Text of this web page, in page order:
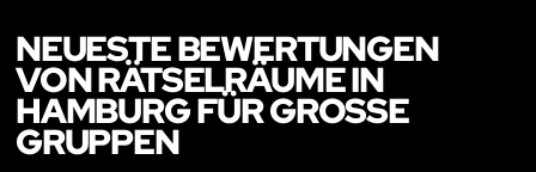
NEUESTE BEWERTUNGEN
VON RÄTSELRÄUME IN
HAMBURG FÜR GROSSE G
RUPPEN